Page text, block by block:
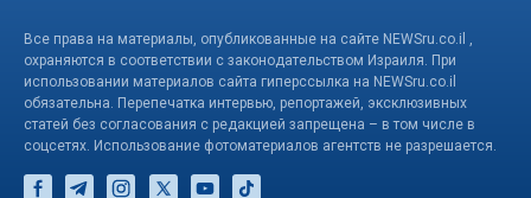
Все права на материалы, опубликованные на сайте NEWSru.co.il ,
охраняются в соответствии с законодательством Израиля. При
использовании материалов сайта гиперссылка на NEWSru.co.il
обязательна. Перепечатка интервью, репортажей, эксклюзивных
статей без согласования с редакцией запрещена – в том числе в
соцсетях. Использование фотоматериалов агентств не разрешается.